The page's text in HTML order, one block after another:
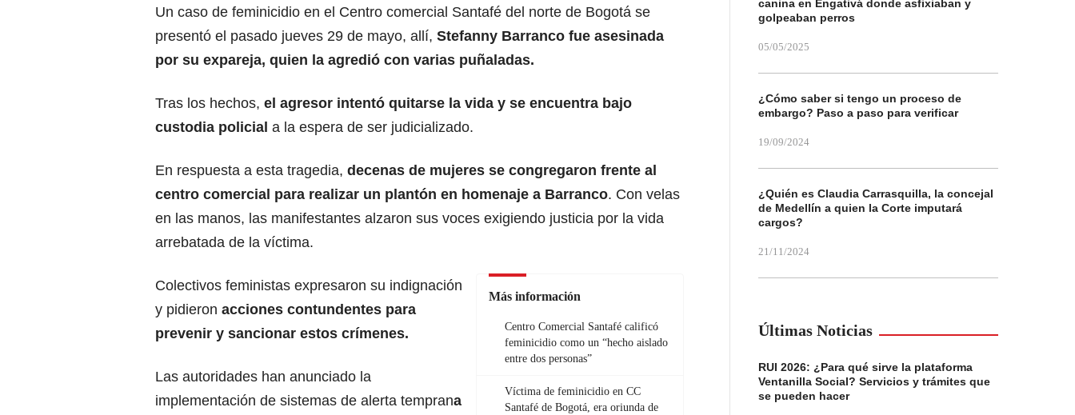
Un caso de feminicidio en el Centro comercial Santafé del norte de Bogotá se
presentó el pasado jueves 29 de mayo, allí, Stefanny Barranco fue asesinada
por su expareja, quien la agredió con varias puñaladas.
Tras los hechos, el agresor intentó quitarse la vida y se encuentra bajo
custodia policial a la espera de ser judicializado.
En respuesta a esta tragedia, decenas de mujeres se congregaron frente al
centro comercial para realizar un plantón en homenaje a Barranco. Con velas
en las manos, las manifestantes alzaron sus voces exigiendo justicia por la vida
arrebatada de la víctima.
Más información
Centro Comercial Santafé calificó
feminicidio como un “hecho aislado
entre dos personas”
Víctima de feminicidio en CC
Santafé de Bogotá, era oriunda de
Colectivos feministas expresaron su indignación
y pidieron acciones contundentes para
prevenir y sancionar estos crímenes.
Las autoridades han anunciado la
implementación de sistemas de alerta temprana
canina en Engativá donde asfixiaban y
golpeaban perros
05/05/2025
¿Cómo saber si tengo un proceso de
embargo? Paso a paso para verificar
19/09/2024
¿Quién es Claudia Carrasquilla, la concejal
de Medellín a quien la Corte imputará
cargos?
21/11/2024
Últimas Noticias
RUI 2026: ¿Para qué sirve la plataforma
Ventanilla Social? Servicios y trámites que
se pueden hacer